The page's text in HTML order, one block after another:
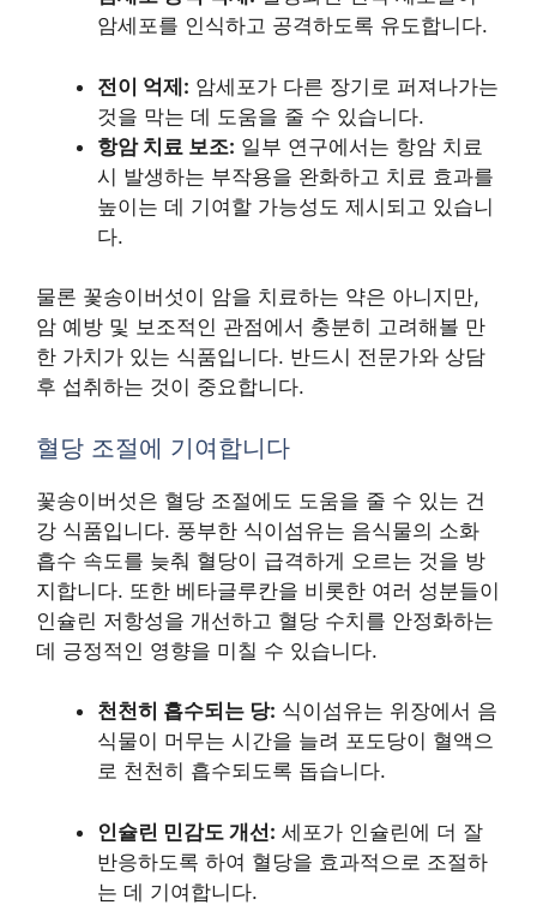
암세포를 인식하고 공격하도록 유도합니다.
전이 억제: 암세포가 다른 장기로 퍼져나가는
것을 막는 데 도움을 줄 수 있습니다.
항암 치료 보조: 일부 연구에서는 항암 치료
시 발생하는 부작용을 완화하고 치료 효과를
높이는 데 기여할 가능성도 제시되고 있습니
다.
물론 꽃송이버섯이 암을 치료하는 약은 아니지만,
암 예방 및 보조적인 관점에서 충분히 고려해볼 만
한 가치가 있는 식품입니다. 반드시 전문가와 상담
후 섭취하는 것이 중요합니다.
혈당 조절에 기여합니다
꽃송이버섯은 혈당 조절에도 도움을 줄 수 있는 건
강 식품입니다. 풍부한 식이섬유는 음식물의 소화
흡수 속도를 늦춰 혈당이 급격하게 오르는 것을 방
지합니다. 또한 베타글루칸을 비롯한 여러 성분들이
인슐린 저항성을 개선하고 혈당 수치를 안정화하는
데 긍정적인 영향을 미칠 수 있습니다.
천천히 흡수되는 당: 식이섬유는 위장에서 음
식물이 머무는 시간을 늘려 포도당이 혈액으
로 천천히 흡수되도록 돕습니다.
인슐린 민감도 개선: 세포가 인슐린에 더 잘
반응하도록 하여 혈당을 효과적으로 조절하
는 데 기여합니다.